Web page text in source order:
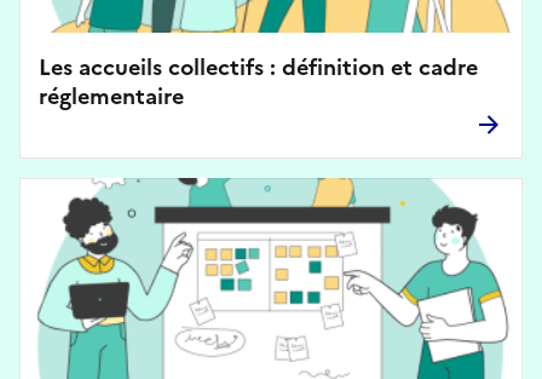
Les accueils collectifs : définition et cadre
réglementaire